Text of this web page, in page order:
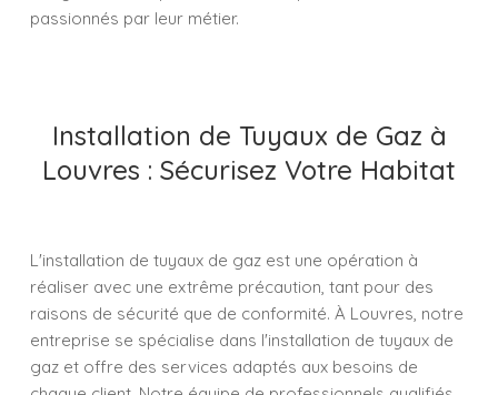
passionnés par leur métier.
Installation de Tuyaux de Gaz à
Louvres : Sécurisez Votre Habitat
L'installation de tuyaux de gaz est une opération à
réaliser avec une extrême précaution, tant pour des
raisons de sécurité que de conformité. À Louvres, notre
entreprise se spécialise dans l'installation de tuyaux de
gaz et offre des services adaptés aux besoins de